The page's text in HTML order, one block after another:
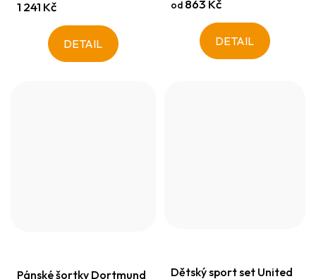
1 241 Kč
DETAIL
od863 Kč
DETAIL
Pánské šortky Dortmund Dětský sport set United